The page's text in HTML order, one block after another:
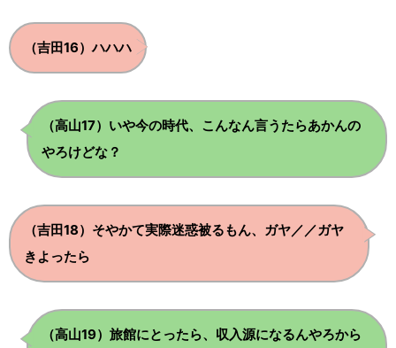
.
（吉田16）ハハハ .
.
（高山17）いや今の時代、こんなん言うたらあかんの
やろけどな？
.
.
（吉田18）そやかて実際迷惑被るもん、ガヤ／／ガヤ
きよったら
.
.
（高山19）旅館にとったら、収入源になるんやろから
.